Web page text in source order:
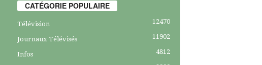
CATÉGORIE POPULAIRE
Télévision 12470
Journaux Télévisés 11902
Infos
4812